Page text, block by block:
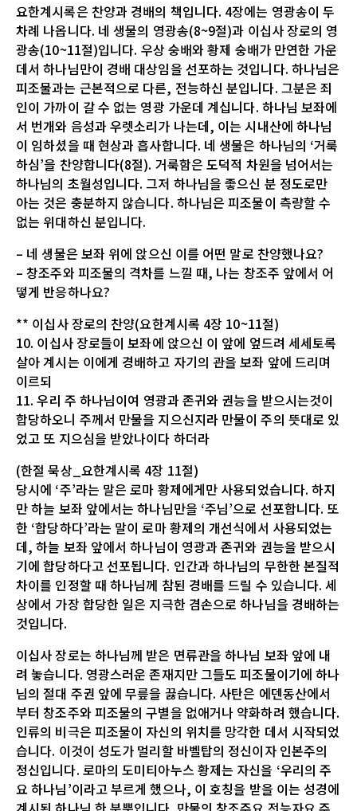
요한계시록은 찬양과 경배의 책입니다. 4장에는 영광송이 두
차례 나옵니다. 네 생물의 영광송(8~9절)과 이십사 장로의 영
광송(10~11절)입니다. 우상 숭배와 황제 숭배가 만연한 가운
데서 하나님만이 경배 대상임을 선포하는 것입니다. 하나님은
피조물과는 근본적으로 다른, 전능하신 분입니다. 그분은 죄
인이 가까이 갈 수 없는 영광 가운데 계십니다. 하나님 보좌에
서 번개와 음성과 우렛소리가 나는데, 이는 시내산에 하나님
이 임하셨을 때 현상과 흡사합니다. 네 생물은 하나님의 ‘거룩
하심’을 찬양합니다(8절). 거룩함은 도덕적 차원을 넘어서는
하나님의 초월성입니다. 그저 하나님을 좋으신 분 정도로만
아는 것은 충분하지 않습니다. 하나님은 피조물이 측량할 수
없는 위대하신 분입니다.
– 네 생물은 보좌 위에 앉으신 이를 어떤 말로 찬양했나요?
– 창조주와 피조물의 격차를 느낄 때, 나는 창조주 앞에서 어
떻게 반응하나요?
** 이십사 장로의 찬양(요한계시록 4장 10~11절)
10. 이십사 장로들이 보좌에 앉으신 이 앞에 엎드려 세세토록
살아 계시는 이에게 경배하고 자기의 관을 보좌 앞에 드리며
이르되
11. 우리 주 하나님이여 영광과 존귀와 권능을 받으시는것이
합당하오니 주께서 만물을 지으신지라 만물이 주의 뜻대로 있
었고 또 지으심을 받았나이다 하더라
(한절 묵상_요한계시록 4장 11절)
당시에 ‘주’라는 말은 로마 황제에게만 사용되었습니다. 하지
만 하늘 보좌 앞에서는 하나님만을 ‘주님’으로 선포합니다. 또
한 ‘합당하다’라는 말이 로마 황제의 개선식에서 사용되었는
데, 하늘 보좌 앞에서 하나님이 영광과 존귀와 권능을 받으시
기에 합당하다고 선포됩니다. 인간과 하나님의 무한한 본질적
차이를 인정할 때 하나님께 참된 경배를 드릴 수 있습니다. 세
상에서 가장 합당한 일은 지극한 겸손으로 하나님을 경배하는
것입니다.
이십사 장로는 하나님께 받은 면류관을 하나님 보좌 앞에 내
려 놓습니다. 영광스러운 존재지만 그들도 피조물이기에 하나
님의 절대 주권 앞에 무릎을 끓습니다. 사탄은 에덴동산에서
부터 창조주와 피조물의 구별을 없애거나 약화하려 했습니다.
인류의 비극은 피조물이 자신의 위치를 망각한 데서 시작되었
습니다. 이것이 성도가 멀리할 바벨탑의 정신이자 인본주의
정신입니다. 로마의 도미티아누스 황제는 자신을 ‘우리의 주
요 하나님’이라고 부르게 했으나, 이 호칭을 받을 이는 성경에